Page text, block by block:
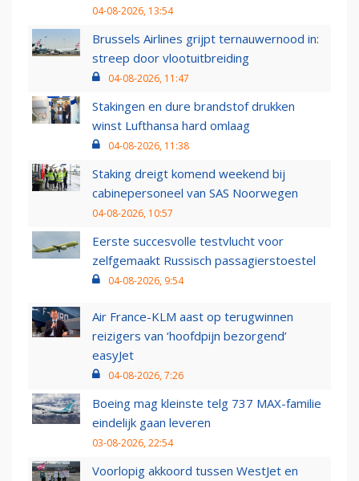
04-08-2026, 13:54
Brussels Airlines grijpt ternauwernood in:
streep door vlootuitbreiding
04-08-2026, 11:47
Stakingen en dure brandstof drukken
winst Lufthansa hard omlaag
04-08-2026, 11:38
Staking dreigt komend weekend bij
cabinepersoneel van SAS Noorwegen
04-08-2026, 10:57
Eerste succesvolle testvlucht voor
zelfgemaakt Russisch passagierstoestel
04-08-2026, 9:54
Air France-KLM aast op terugwinnen
reizigers van ‘hoofdpijn bezorgend’
easyJet
04-08-2026, 7:26
Boeing mag kleinste telg 737 MAX-familie
eindelijk gaan leveren
03-08-2026, 22:54
Voorlopig akkoord tussen WestJet en